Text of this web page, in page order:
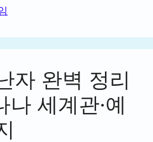
자 완벽 정리
나 세계관·예